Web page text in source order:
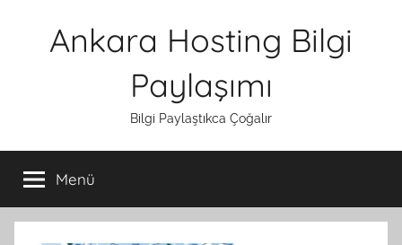
Ankara Hosting Bilgi
Paylaşımı
Bilgi Paylaştıkca Çoğalır
Menü